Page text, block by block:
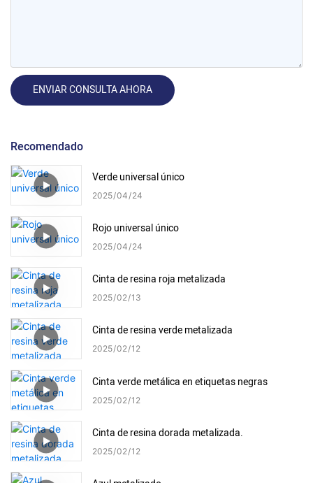
ENVIAR CONSULTA AHORA
Recomendado
Verde universal único
2025 04 24
Rojo universal único
2025 04 24
Cinta de resina roja metalizada
2025 02 13
Cinta de resina verde metalizada
2025 02 12
Cinta verde metálica en etiquetas negras
2025 02 12
Cinta de resina dorada metalizada.
2025 02 12